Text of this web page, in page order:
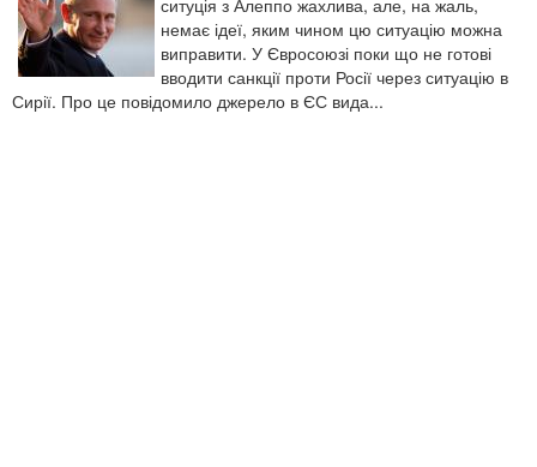
немає ідеї, яким чином цю ситуацію можна
виправити. У Євросоюзі поки що не готові
вводити санкції проти Росії через ситуацію в
Сирії. Про це повідомило джерело в ЄС вида...